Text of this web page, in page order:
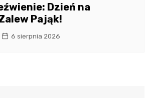
Dzień na
Pająk!
6 sierpnia 2026